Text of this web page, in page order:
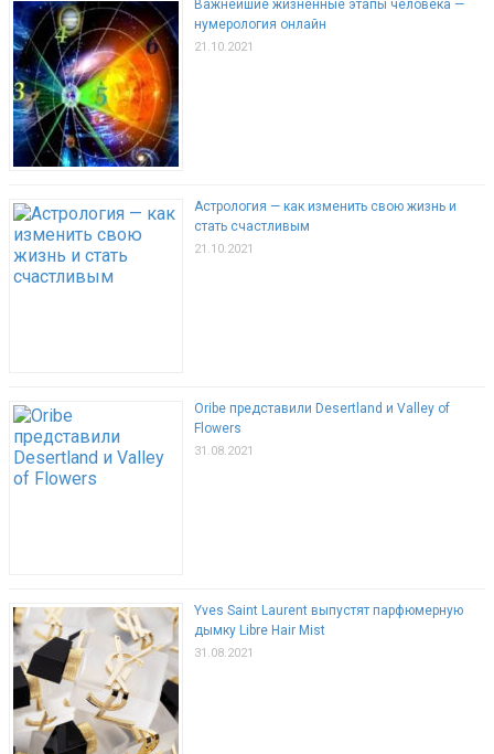
Важнейшие жизненные этапы человека —
нумерология онлайн
21.10.2021
Астрология — как изменить свою жизнь и
стать счастливым
21.10.2021
Oribe представили Desertland и Valley of
Flowers
31.08.2021
Yves Saint Laurent выпустят парфюмерную
дымку Libre Hair Mist
31.08.2021